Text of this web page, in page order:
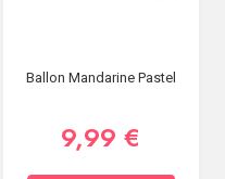
Ballon Mandarine Pastel
9,99 €